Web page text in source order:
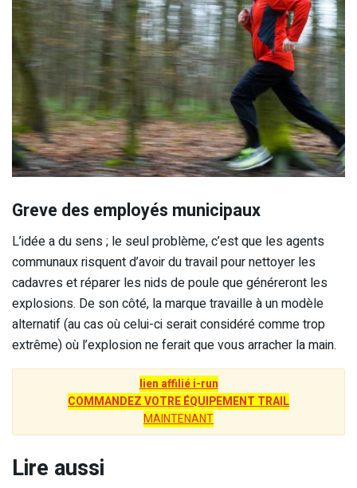
Greve des employés municipaux
L’idée a du sens ; le seul problème, c’est que les agents
communaux risquent d’avoir du travail pour nettoyer les
cadavres et réparer les nids de poule que généreront les
explosions. De son côté, la marque travaille à un modèle
alternatif (au cas où celui-ci serait considéré comme trop
extrême) où l’explosion ne ferait que vous arracher la main.
lien affilié i-run
COMMANDEZ VOTRE ÉQUIPEMENT TRAIL
MAINTENANT
Lire aussi